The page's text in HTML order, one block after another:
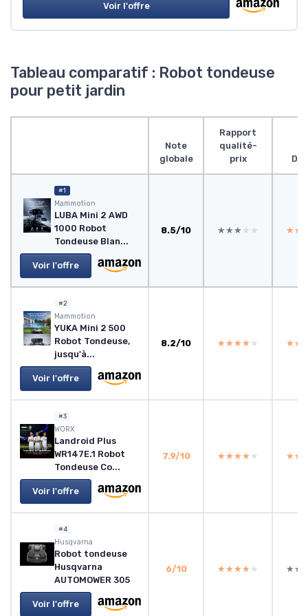
Voir l'offre
Tableau comparatif : Robot tondeuse
pour petit jardin
Note
globale
Rapport
qualité-
prix
#1
Mammotion
LUBA Mini 2 AWD
1000 Robot
Tondeuse Blan...
Voir l'offre
8.5/10 ★★★★★
★★★★★
#2
Mammotion
YUKA Mini 2 500
Robot Tondeuse,
jusqu'à...
Voir l'offre
8.2/10 ★★★★★
★★★★★
#3
WORX
Landroid Plus
WR147E.1 Robot
Tondeuse Co...
Voir l'offre
7.9/10 ★★★★★
★★★★★
#4
Husqvarna
Robot tondeuse
Husqvarna
AUTOMOWER 305
Voir l'offre
6/10 ★★★★★
★★★★★